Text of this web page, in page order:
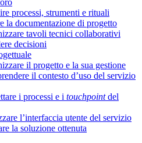
processi, strumenti e rituali
la documentazione di progetto
tavoli tecnici collaborativi
decisioni
il progetto e la sua gestione
il contesto d’uso del servizio
i processi e i touchpointdel
l’interfaccia utente del servizio
la soluzione ottenuta